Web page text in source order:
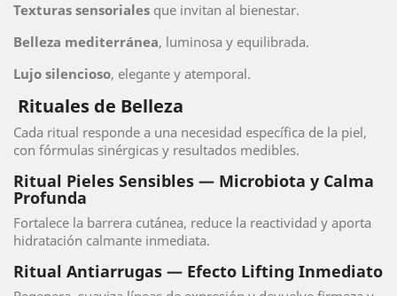
Texturas sensoriales que invitan al bienestar.
Belleza mediterránea, luminosa y equilibrada.
Lujo silencioso, elegante y atemporal.
Rituales de Belleza
Cada ritual responde a una necesidad específica de la piel,
con fórmulas sinérgicas y resultados medibles.
Ritual Pieles Sensibles — Microbiota y Calma
Profunda
Fortalece la barrera cutánea, reduce la reactividad y aporta
hidratación calmante inmediata.
Ritual Antiarrugas — Efecto Lifting Inmediato